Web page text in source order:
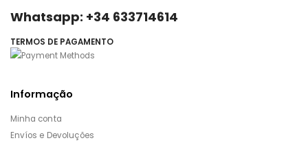
Whatsapp: +34 633714614
TERMOS DE PAGAMENTO
Informação
Minha conta
Envíos e Devoluções